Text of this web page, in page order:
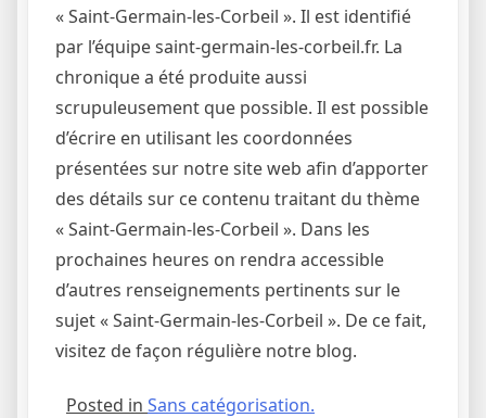
« Saint-Germain-les-Corbeil ». Il est identifié
par l’équipe saint-germain-les-corbeil.fr. La
chronique a été produite aussi
scrupuleusement que possible. Il est possible
d’écrire en utilisant les coordonnées
présentées sur notre site web afin d’apporter
des détails sur ce contenu traitant du thème
« Saint-Germain-les-Corbeil ». Dans les
prochaines heures on rendra accessible
d’autres renseignements pertinents sur le
sujet « Saint-Germain-les-Corbeil ». De ce fait,
visitez de façon régulière notre blog.
Posted in Sans catégorisation.